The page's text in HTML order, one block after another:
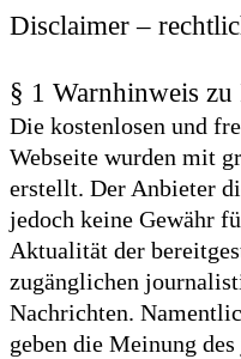
Disclaimer –
§ 1 Warnhinweis zu
Die kostenlosen und
Webseite wurden mit
erstellt. Der Anbieter
jedoch keine Gewähr
Aktualität der
zugänglichen
Nachrichten.
geben die Meinung